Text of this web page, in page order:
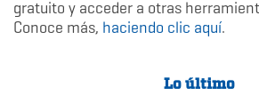
gratuito y acceder a otras
Conoce más, haciendo clic aquí.
Lo último